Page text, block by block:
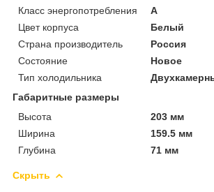
Класс энергопотребления
A
Цвет корпуса
Белый
Страна производитель
Россия
Состояние
Новое
Тип холодильника
Габаритные размеры
Высота
203 мм
Ширина
159.5 мм
Глубина
71 мм
Скрыть